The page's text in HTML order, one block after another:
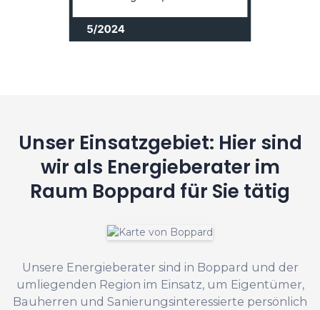
Unser Einsatzgebiet: Hier sind
wir als Energieberater im
Raum Boppard für Sie tätig
Unsere Energieberater sind in Boppard und der
umliegenden Region im Einsatz, um Eigentümer,
Bauherren und Sanierungsinteressierte persönlich